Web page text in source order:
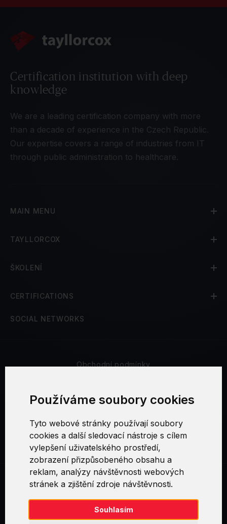
Používáme soubory cookies
Tyto webové stránky používají soubory
cookies a další sledovací nástroje s cílem
vylepšení uživatelského prostředí,
zobrazení přizpůsobeného obsahu a
reklam, analýzy návštěvnosti webových
stránek a zjištění zdroje návštěvnosti.
Souhlasím
Certification institution with deep
knowledge
We are a leading certification company with more
than a decade of experience in the Czech Republic.
Our expertise covers a range of industries from IT
through public administration to healthcare.
MAIN MENU
TAYLLORCOX
ŠKOLENÍ
CERTIFICATIONS
SOCIAL NETWORKS
Obchodní podmínky
Nastavení cookies
Swirl logoTM je ochranná známka společnosti AXELOS Limited. ITIL®
je registrovanou ochrannou známkou AXELOS Limited. PRINCE2® je
registrovanou ochrannou známkou AXELOS Limited. MSP® je